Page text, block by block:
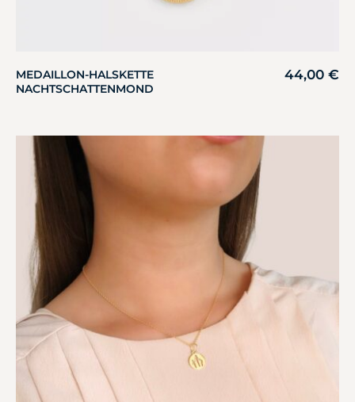
MEDAILLON-HALSKETTE
NACHTSCHATTENMOND
44,00 €